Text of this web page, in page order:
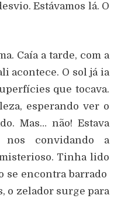
Estávamos lá. O
Caía a tarde, com a
acontece. O sol já ia
que tocava.
esperando ver o
Mas… não! Estava
nos convidando a
Tinha lido
se encontra barrado
o zelador surge para